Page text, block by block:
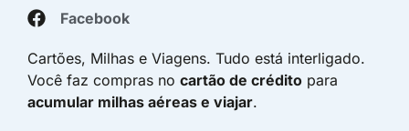
Facebook
Cartões, Milhas e Viagens. Tudo está interligado.
Você faz compras no cartão de crédito para
acumular milhas aéreas e viajar.